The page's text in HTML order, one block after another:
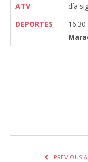
ATV
día
DEPORTES
PREVIOUS